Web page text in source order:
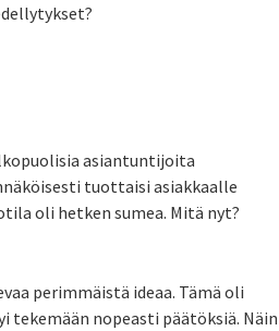
asiantuntijoita
tuottaisi asiakkaalle
oli hetken sumea. Mitä nyt?
perimmäistä ideaa. Tämä oli
nopeasti päätöksiä. Näin